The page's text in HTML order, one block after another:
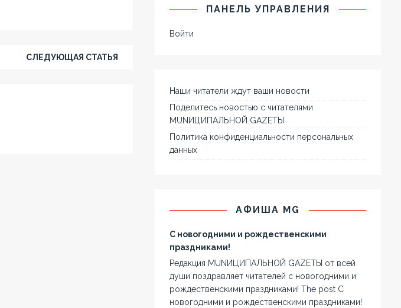
СЛЕДУЮЩАЯ СТАТЬЯ
ПАНЕЛЬ УПРАВЛЕНИЯ
Войти
Наши читатели ждут ваши новости
Поделитесь новостью с читателями
MUNИЦИПАЛЬНОЙ GAZЕТЫ
Политика конфиденциальности персональных
данных
АФИША MG
С новогодними и рождественскими
праздниками!
Редакция MUNИЦИПАЛЬНОЙ GAZЕТЫ от всей
души поздравляет читателей с новогодними и
рождественскими праздниками! The post С
новогодними и рождественскими праздниками!